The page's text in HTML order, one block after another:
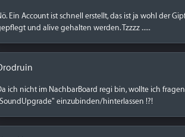
Ein Account ist schnell erstellt, das ist ja wohl der
und alive gehalten werden. Tzzzz .....
ich nicht im NachbarBoard regi bin, wollte ich
einzubinden/hinterlassen !?!